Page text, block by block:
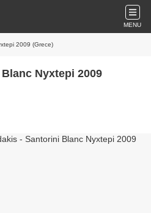
MENU
2009 (Grece)
Nyxtepi 2009